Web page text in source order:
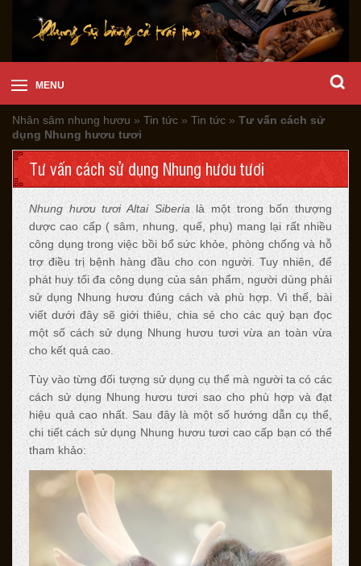
MENU
Nhân sâm nhung hươu » Tin tức » Tin tức » Tư vấn cách sử
dụng Nhung hươu tươi
Tư vấn cách sử dụng Nhung hươu tươi
Nhung hươu tươi Altai Siberialà một trong bốn thượng
dược cao cấp ( sâm, nhung, quế, phụ) mang lại rất nhiều
công dụng trong việc bồi bổ sức khỏe, phòng chống và hỗ
trợ điều trị bệnh hàng đầu cho con người. Tuy nhiên, để
phát huy tối đa công dụng của sản phẩm, người dùng phải
sử dụng Nhung hươu đúng cách và phù hợp. Vì thế, bài
viết dưới đây sẽ giới thiêu, chia sẻ cho các quý bạn đọc
một số cách sử dụng Nhung hươu tươi vừa an toàn vừa
cho kết quả cao.
Tùy vào từng đối tượng sử dụng cụ thể mà người ta có các
cách sử dụng Nhung hươu tươi sao cho phù hợp và đạt
hiệu quả cao nhất. Sau đây là một số hướng dẫn cụ thể,
chi tiết cách sử dụng Nhung hươu tươi cao cấp bạn có thể
tham khảo: